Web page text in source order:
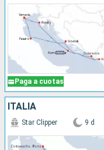
Paga a cuotas
ITALIA
Star Clipper 9 d